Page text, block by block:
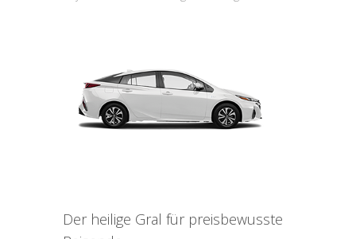
Der heilige Gral für preisbewusste